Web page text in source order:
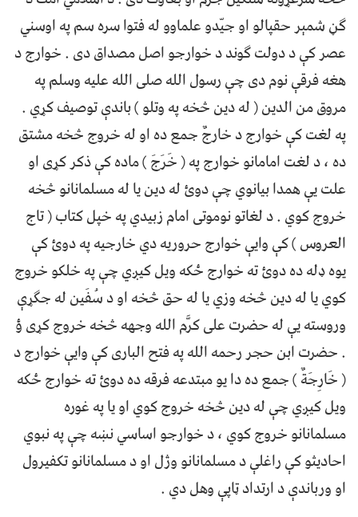
ګڼ شمېر حقپالو او جیّدو علماوو له فتوا سره سم په اوسني
عصر کې د دولت ګوند د خوارجو اصل مصداق دی . خوارج د
هغه فرقې نوم دی چې رسول الله صلی الله علیه وسلم په
مروق من الدین ( له دین څخه په وتلو ) باندې توصیف کړي .
په لغت کې خوارج د خارجٌ جمع ده او له خروج څخه مشتق
ده ، د لغت امامانو خوارج په ( خَرَجَ ) ماده کې ذکر کړی او
علت یې همدا بیانوي چې دوئ له دین یا له مسلمانانو څخه
خروج کوي . د لغاتو نوموتی امام زبیدي په خپل کتاب ( تاج
العروس ) کې وایې خوارج حروریه دي خارجیه په دوئ کې
یوه ډله ده دوئ ته خوارج ځکه ویل کیږي چې په خلکو خروج
کوي یا له دین څخه وزي یا له حق څخه او د سُفَین له جګړې
وروسته یې له حضرت علی کرَّم الله وجهه څخه خروج کړی ؤ
. حضرت ابن حجر رحمه الله په فتح الباری کې وایې خوارج د
( خَارِجَةٌ ) جمع ده دا یو مبتدعه فرقه ده دوئ ته خوارج ځکه
ویل کیږي چې له دین څخه خروج کوي او یا په غوره
مسلمانانو خروج کوي ، د خوارجو اساسي نښه چې په نبوي
احادیثو کې راغلې د مسلمانانو وژل او د مسلمانانو تکفیرول
او ورباندې د ارتداد ټاپې وهل دي .